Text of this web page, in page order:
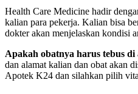
Health Care Medicine hadir
kalian para pekerja. Kalian bisa
dokter akan menjelaskan kondisi
Apakah obatnya harus tebus di
dan alamat kalian dan obat akan
Apotek K24 dan silahkan pilih